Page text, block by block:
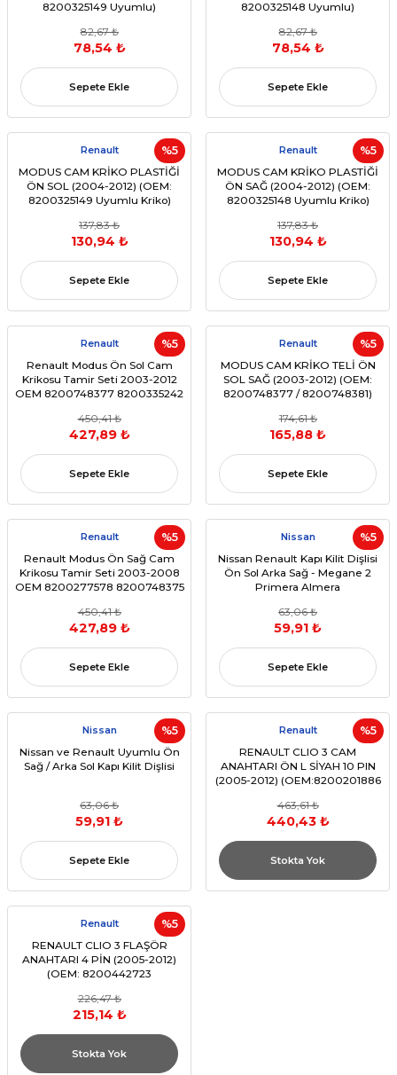
8200325149 Uyumlu)
82,67 ₺
78,54 ₺
Sepete Ekle
8200325148 Uyumlu)
82,67 ₺
78,54 ₺
Sepete Ekle
%5
Renault
MODUS CAM KRİKO PLASTİĞİ
ÖN SOL (2004-2012) (OEM:
8200325149 Uyumlu Kriko)
137,83 ₺
130,94 ₺
Sepete Ekle
%5
Renault
MODUS CAM KRİKO PLASTİĞİ
ÖN SAĞ (2004-2012) (OEM:
8200325148 Uyumlu Kriko)
137,83 ₺
130,94 ₺
Sepete Ekle
%5
Renault
Renault Modus Ön Sol Cam
Krikosu Tamir Seti 2003-2012
OEM 8200748377 8200335242
450,41 ₺
427,89 ₺
Sepete Ekle
%5
Renault
MODUS CAM KRİKO TELİ ÖN
SOL SAĞ (2003-2012) (OEM:
8200748377 / 8200748381)
174,61 ₺
165,88 ₺
Sepete Ekle
%5
Renault
Renault Modus Ön Sağ Cam
Krikosu Tamir Seti 2003-2008
OEM 8200277578 8200748375
450,41 ₺
427,89 ₺
Sepete Ekle
%5
Nissan
Nissan Renault Kapı Kilit Dişlisi
Ön Sol Arka Sağ - Megane 2
Primera Almera
63,06 ₺
59,91 ₺
Sepete Ekle
%5
Nissan
Nissan ve Renault Uyumlu Ön
Sağ / Arka Sol Kapı Kilit Dişlisi
63,06 ₺
59,91 ₺
Sepete Ekle
%5
Renault
RENAULT CLIO 3 CAM
ANAHTARI ÖN L SİYAH 10 PIN
(2005-2012) (OEM:8200201886
8200315029)
463,61 ₺
440,43 ₺
Stokta Yok
%5
Renault
RENAULT CLIO 3 FLAŞÖR
ANAHTARI 4 PİN (2005-2012)
(OEM: 8200442723
252103766R)
226,47 ₺
215,14 ₺
Stokta Yok